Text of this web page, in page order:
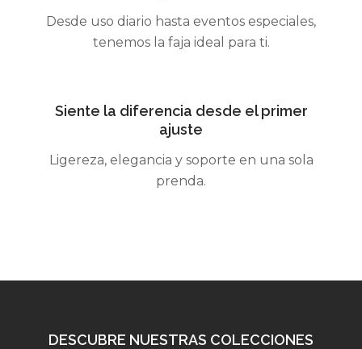
Desde uso diario hasta eventos especiales,
tenemos la faja ideal para ti.
Siente la diferencia desde el primer
ajuste
Ligereza, elegancia y soporte en una sola
prenda.
DESCUBRE NUESTRAS COLECCIONES